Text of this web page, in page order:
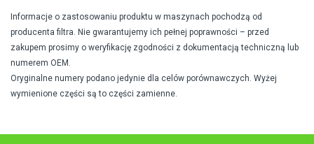
Informacje o zastosowaniu produktu w maszynach pochodzą od
producenta filtra. Nie gwarantujemy ich pełnej poprawności – przed
zakupem prosimy o weryfikację zgodności z dokumentacją techniczną lub
numerem OEM.
Oryginalne numery podano jedynie dla celów porównawczych. Wyżej
wymienione części są to części zamienne.